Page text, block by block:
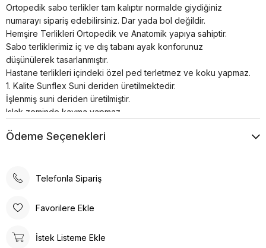
Ortopedik sabo terlikler tam kalıptır normalde giydiğiniz
numarayı sipariş edebilirsiniz. Dar yada bol değildir.
Hemşire Terlikleri Ortopedik ve Anatomik yapıya sahiptir.
Sabo terliklerimiz iç ve dış tabanı ayak konforunuz
düşünülerek tasarlanmıştır.
Hastane terlikleri içindeki özel ped terletmez ve koku yapmaz.
1. Kalite Sunflex Suni deriden üretilmektedir.
İşlenmiş suni deriden üretilmiştir.
Islak zeminde kayma yapmaz.
malzemelerden el işçiliği ile özel üretilmiştir.
Airmax sabo terlikler; hastanelerde, restoranlarda, otellerde,
Poli taban materyali sayesinde uzun süreli kullanımlarda bile
Ortopedik taban desteği ile ayak sağlığınızı düşünerek
Ödeme Seçenekleri
Telefonla Sipariş
Favorilere Ekle
İstek Listeme Ekle